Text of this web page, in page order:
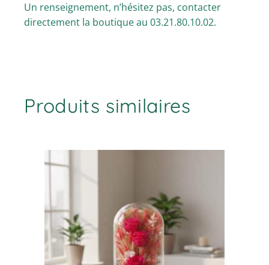
Un renseignement, n’hésitez pas, contacter
directement la boutique au 03.21.80.10.02.
Produits similaires